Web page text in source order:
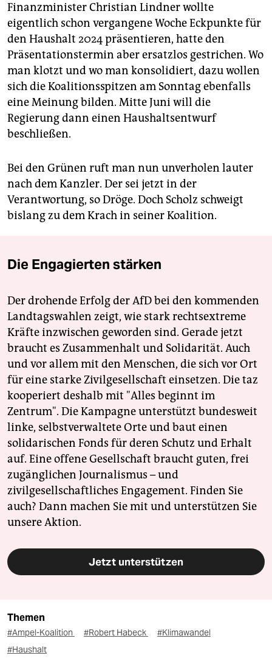
Finanzminister Christian Lindner wollte
eigentlich schon vergangene Woche Eckpunkte für
den Haushalt 2024 präsentieren, hatte den
Präsentationstermin aber ersatzlos gestrichen. Wo
man klotzt und wo man konsolidiert, dazu wollen
sich die Koalitionsspitzen am Sonntag ebenfalls
eine Meinung bilden. Mitte Juni will die
Regierung dann einen Haushaltsentwurf
beschließen.
Bei den Grünen ruft man nun unverholen lauter
nach dem Kanzler. Der sei jetzt in der
Verantwortung, so Dröge. Doch Scholz schweigt
bislang zu dem Krach in seiner Koalition.
Die Engagierten stärken
Der drohende Erfolg der AfD bei den kommenden
Landtagswahlen zeigt, wie stark rechtsextreme
Kräfte inzwischen geworden sind. Gerade jetzt
braucht es Zusammenhalt und Solidarität. Auch
und vor allem mit den Menschen, die sich vor Ort
für eine starke Zivilgesellschaft einsetzen. Die taz
kooperiert deshalb mit "Alles beginnt im
Zentrum". Die Kampagne unterstützt bundesweit
linke, selbstverwaltete Orte und baut einen
solidarischen Fonds für deren Schutz und Erhalt
auf. Eine offene Gesellschaft braucht guten, frei
zugänglichen Journalismus – und
zivilgesellschaftliches Engagement. Finden Sie
auch? Dann machen Sie mit und unterstützen Sie
unsere Aktion.
Jetzt unterstützen
Themen
#Ampel-Koalition #Robert Habeck
#Klimawandel
#Haushalt